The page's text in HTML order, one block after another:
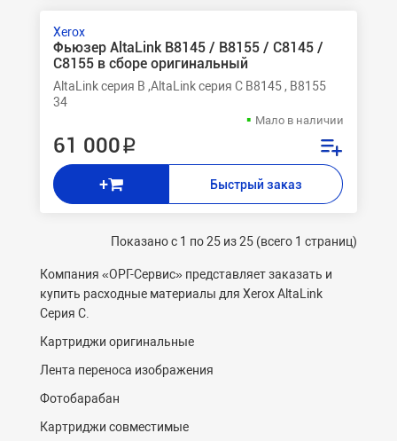
Xerox
Фьюзер AltaLink B8145 / B8155 / C8145 /
C8155 в сборе оригинальный
AltaLink серия B ,AltaLink серия C B8145 , B8155
34
Мало в наличии
61 000 ₽
+ Быстрый заказ
Показано с 1 по 25 из 25 (всего 1 страниц)
Компания «ОРГ-Cервис» представляет заказать и
купить расходные материалы для Xerox AltaLink
Серия C.
Картриджи оригинальные
Лента переноса изображения
Фотобарабан
Картриджи совместимые